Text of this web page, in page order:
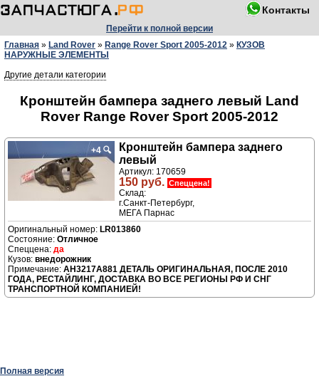
Контакты
Перейти к полной версии
Главная » Land Rover » Range Rover Sport 2005-2012 » КУЗОВ
НАРУЖНЫЕ ЭЛЕМЕНТЫ
Другие детали категории
Кронштейн бампера заднего левый Land
Rover Range Rover Sport 2005-2012
+4 🔍
Кронштейн бампера заднего
левый
Артикул: 170659
150 руб. Спеццена!
Склад:
г.Санкт-Петербург,
МЕГА Парнас
LR013860
Отличное
да
внедорожник
AH3217A881 ДЕТАЛЬ ОРИГИНАЛЬНАЯ, ПОСЛЕ 2010
ГОДА, РЕСТАЙЛИНГ, ДОСТАВКА ВО ВСЕ РЕГИОНЫ РФ И СНГ
ТРАНСПОРТНОЙ КОМПАНИЕЙ!
Полная версия